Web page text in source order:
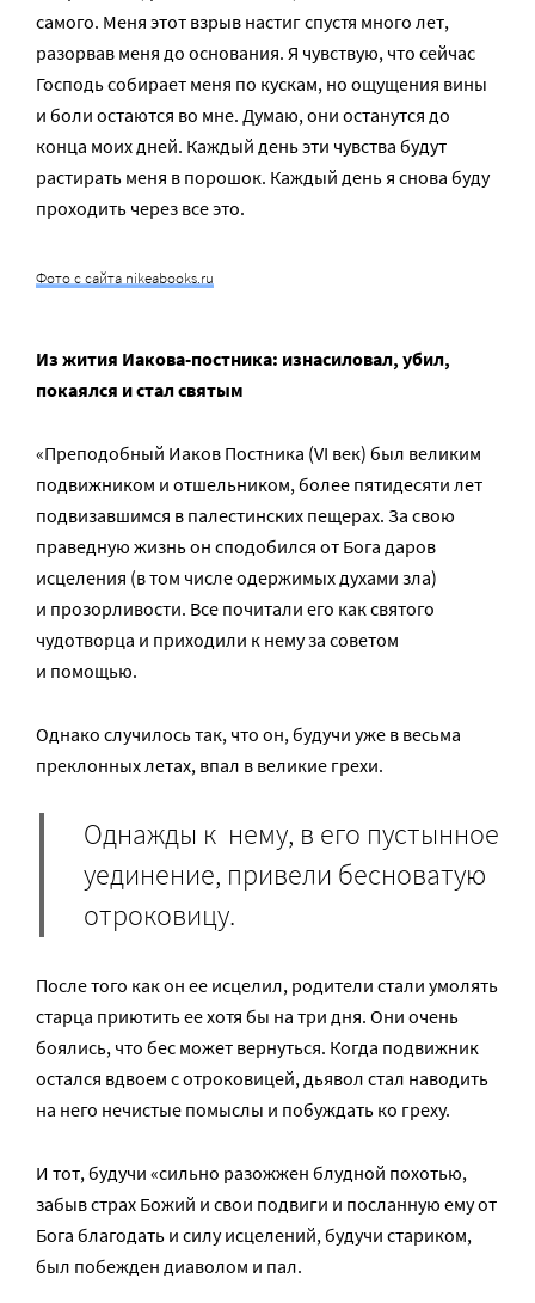
самого. Меня этот взрыв настиг спустя много лет,
разорвав меня до основания. Я чувствую, что сейчас
Господь собирает меня по кускам, но ощущения вины
и боли остаются во мне. Думаю, они останутся до
конца моих дней. Каждый день эти чувства будут
растирать меня в порошок. Каждый день я снова буду
проходить через все это.
Фото с сайта nikeabooks.ru
Из жития Иакова-постника: изнасиловал, убил,
покаялся и стал святым
«Преподобный Иаков Постника (VI век) был великим
подвижником и отшельником, более пятидесяти лет
подвизавшимся в палестинских пещерах. За свою
праведную жизнь он сподобился от Бога даров
исцеления (в том числе одержимых духами зла)
и прозорливости. Все почитали его как святого
чудотворца и приходили к нему за советом
и помощью.
Однако случилось так, что он, будучи уже в весьма
преклонных летах, впал в великие грехи.
Однажды к нему, в его пустынное
уединение, привели бесноватую
отроковицу.
После того как он ее исцелил, родители стали умолять
старца приютить ее хотя бы на три дня. Они очень
боялись, что бес может вернуться. Когда подвижник
остался вдвоем с отроковицей, дьявол стал наводить
на него нечистые помыслы и побуждать ко греху.
И тот, будучи «сильно разожжен блудной похотью,
забыв страх Божий и свои подвиги и посланную ему от
Бога благодать и силу исцелений, будучи стариком,
был побежден диаволом и пал.